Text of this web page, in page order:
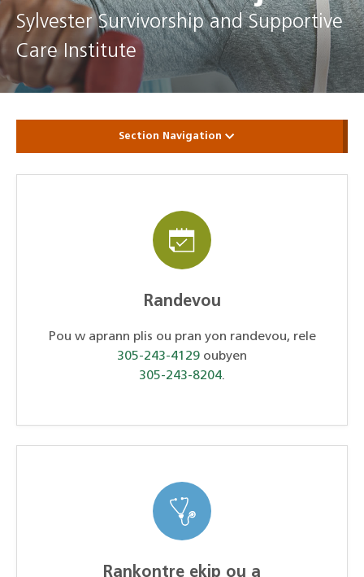
Sylvester Survivorship and Supportive
Care Institute
Section Navigation
Randevou
Pou w aprann plis ou pran yon randevou, rele
305-243-4129 oubyen
305-243-8204.
Rankontre ekip ou a